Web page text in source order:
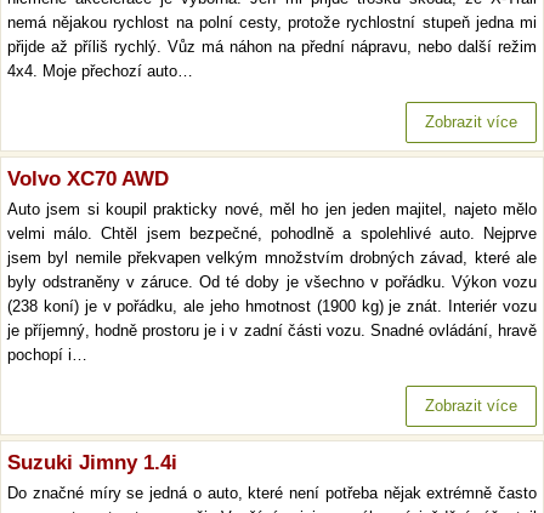
nemá nějakou rychlost na polní cesty, protože rychlostní stupeň jedna mi
přijde až příliš rychlý. Vůz má náhon na přední nápravu, nebo další režim
4x4. Moje přechozí auto…
Zobrazit více
Volvo XC70 AWD
Auto jsem si koupil prakticky nové, měl ho jen jeden majitel, najeto mělo
velmi málo. Chtěl jsem bezpečné, pohodlně a spolehlivé auto. Nejprve
jsem byl nemile překvapen velkým množstvím drobných závad, které ale
byly odstraněny v záruce. Od té doby je všechno v pořádku. Výkon vozu
(238 koní) je v pořádku, ale jeho hmotnost (1900 kg) je znát. Interiér vozu
je příjemný, hodně prostoru je i v zadní části vozu. Snadné ovládání, hravě
pochopí i…
Zobrazit více
Suzuki Jimny 1.4i
Do značné míry se jedná o auto, které není potřeba nějak extrémně často